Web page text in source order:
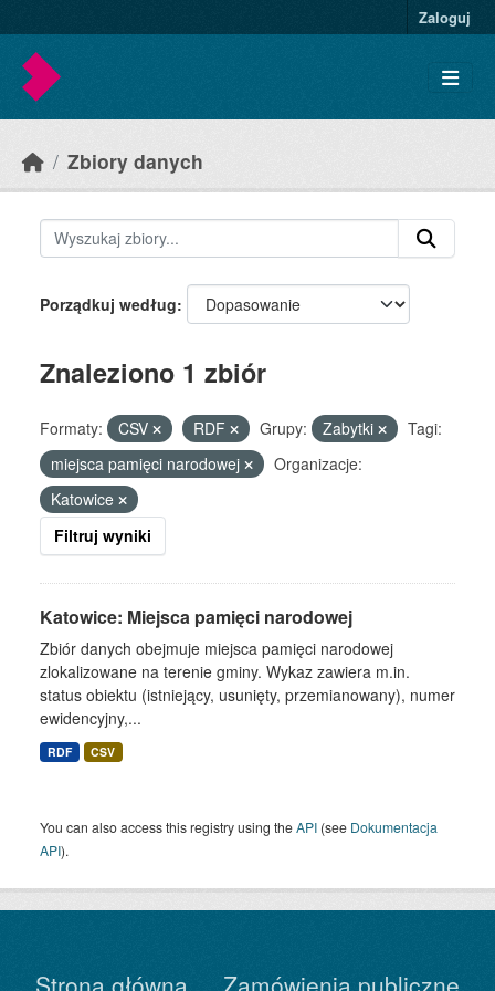
Zaloguj
Zbiory danych
Porządkuj według
Znaleziono 1 zbiór
Formaty: CSV RDF Grupy: Zabytki
Tagi:
miejsca pamięci narodowej
Organizacje:
Katowice
Filtruj wyniki
Katowice: Miejsca pamięci narodowej
Zbiór danych obejmuje miejsca pamięci narodowej
zlokalizowane na terenie gminy. Wykaz zawiera m.in.
status obiektu (istniejący, usunięty, przemianowany), numer
ewidencyjny,...
RDF CSV
You can also access this registry using theAPI (see Dokumentacja
API).
Strona główna Zamówienia publiczne